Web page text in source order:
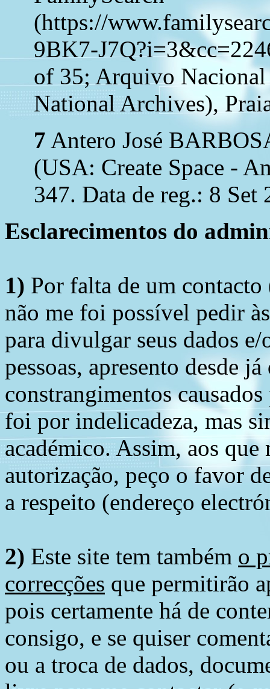
(https://
9BK7-
of 35; Arquivo Nacional
National Archives),
7 Antero José
(USA: Create Space -
347. Data de reg.: 8 Set
Esclarecimentos do
1) Por falta de um
não me foi possível pedir
para divulgar seus dados
pessoas, apresento desde
constrangimentos
foi por indelicadeza, mas
académico. Assim, aos
autorização, peço o favor
a respeito (endereço
2) Este site tem também o
correcções que permitirão
pois certamente há de
consigo, e se quiser
ou a troca de dados,